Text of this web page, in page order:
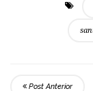
Post Anterior